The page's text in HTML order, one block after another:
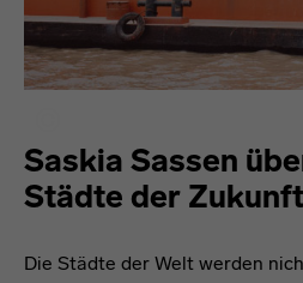
Saskia Sassen
Städte der Zukunft
Die Städte der Welt werden